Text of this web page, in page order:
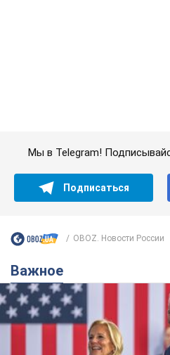
Супруга
назвала первый симптом,
сигнализировал о его